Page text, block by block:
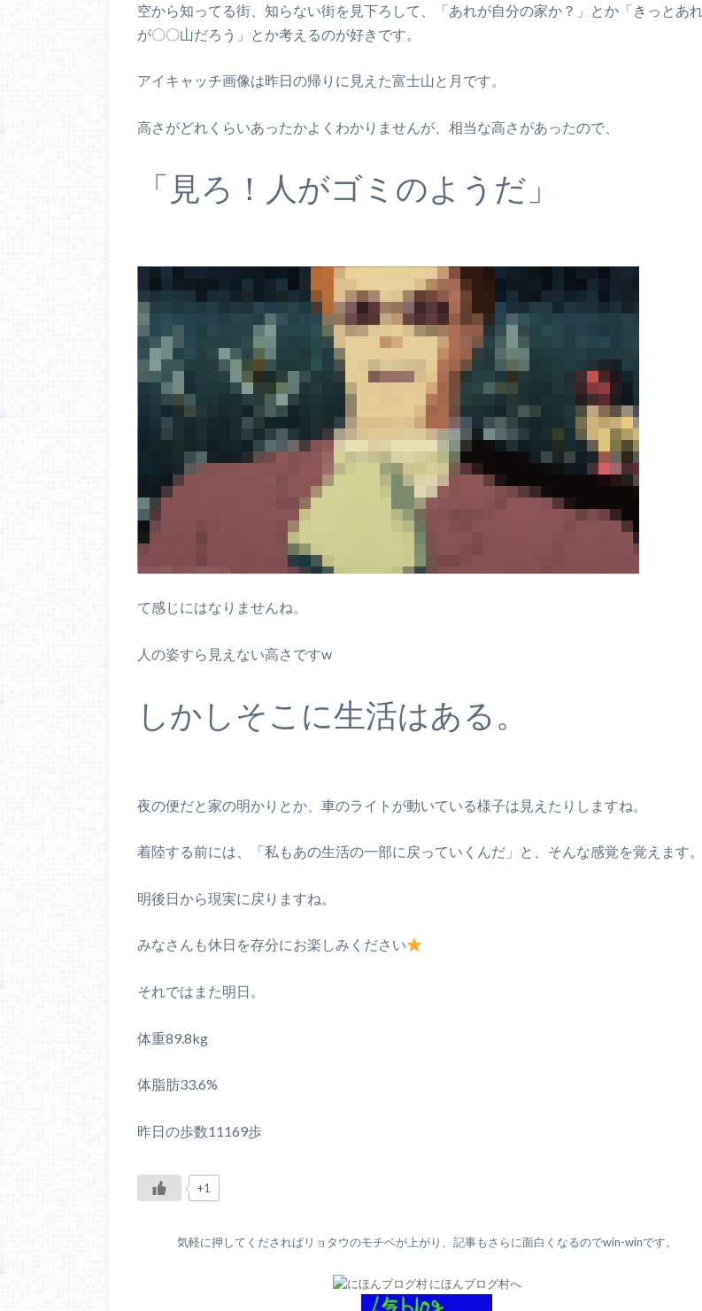
空から知ってる街、知らない街を見下ろして、「あれが自分の家か？」とか「きっとあれ
が〇〇山だろう」とか考えるのが好きです。
アイキャッチ画像は昨日の帰りに見えた富士山と月です。
高さがどれくらいあったかよくわかりませんが、相当な高さがあったので、
「見ろ！人がゴミのようだ」
て感じにはなりませんね。
人の姿すら見えない高さですw
しかしそこに生活はある。
夜の便だと家の明かりとか、車のライトが動いている様子は見えたりしますね。
着陸する前には、「私もあの生活の一部に戻っていくんだ」と、そんな感覚を覚えます。
明後日から現実に戻りますね。
みなさんも休日を存分にお楽しみください
それではまた明日。
体重89.8kg
体脂肪33.6%
昨日の歩数11169歩
+1
気軽に押してくださればリョタウのモチベが上がり、記事もさらに面白くなるのでwin-winです。